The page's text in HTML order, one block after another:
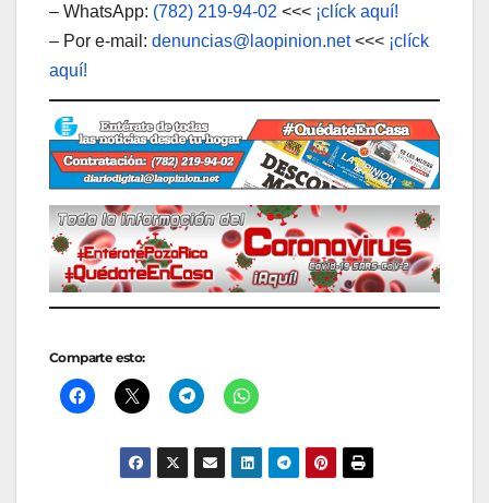
– WhatsApp: (782) 219-94-02 <<< ¡clíck aquí!
– Por e-mail: denuncias@laopinion.net<<< ¡clíck
aquí!
Comparte esto: